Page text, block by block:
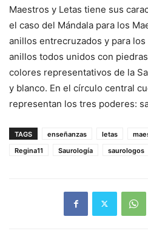
Maestros y Letas tiene sus
el caso del Mándala para los
anillos entrecruzados y para
anillos todos unidos con
colores representativos de la
y blanco. En el círculo central
representan los tres poderes:
TAGS enseñanzas letas
Regina11
Saurología saurologos